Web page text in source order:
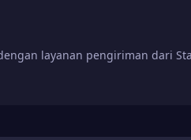
layanan pengiriman dari